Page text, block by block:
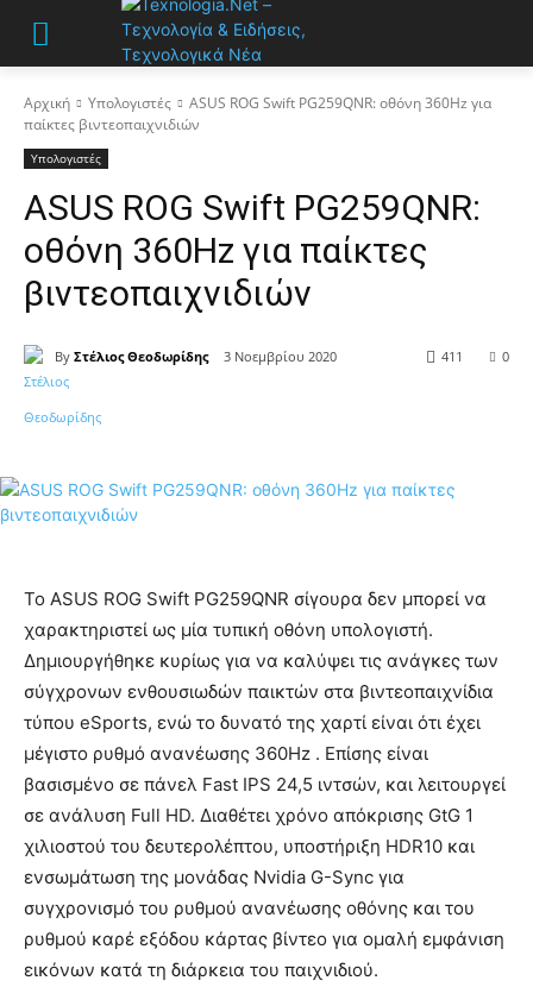
Αρχική Υπολογιστές
ASUS ROG Swift PG259QNR: οθόνη 360Hz για
παίκτες βιντεοπαιχνιδιών
Υπολογιστές
ASUS ROG Swift PG259QNR:
οθόνη 360Hz για παίκτες
βιντεοπαιχνιδιών
By Στέλιος Θεοδωρίδης 3 Νοεμβρίου 2020 0
411
Το ASUS ROG Swift PG259QNR σίγουρα δεν μπορεί να
χαρακτηριστεί ως μία τυπική οθόνη υπολογιστή.
Δημιουργήθηκε κυρίως για να καλύψει τις ανάγκες των
σύγχρονων ενθουσιωδών παικτών στα βιντεοπαιχνίδια
τύπου eSports, ενώ το δυνατό της χαρτί είναι ότι έχει
μέγιστο ρυθμό ανανέωσης 360Hz . Επίσης είναι
βασισμένο σε πάνελ Fast IPS 24,5 ιντσών, και λειτουργεί
σε ανάλυση Full HD. Διαθέτει χρόνο απόκρισης GtG 1
χιλιοστού του δευτερολέπτου, υποστήριξη HDR10 και
ενσωμάτωση της μονάδας Nvidia G-Sync για
συγχρονισμό του ρυθμού ανανέωσης οθόνης και του
ρυθμού καρέ εξόδου κάρτας βίντεο για ομαλή εμφάνιση
εικόνων κατά τη διάρκεια του παιχνιδιού.